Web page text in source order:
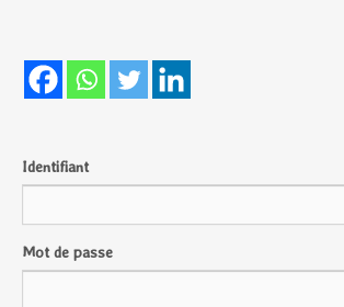
Identifiant
Mot de passe